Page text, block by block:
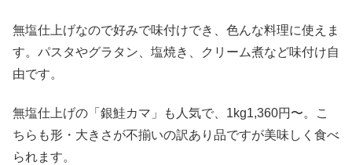
無塩仕上げなので好みで味付けでき、色んな料理に使えま
す。パスタやグラタン、塩焼き、クリーム煮など味付け自
由です。
無塩仕上げの「銀鮭カマ」も人気で、1kg1,360円〜。こ
ちらも形・大きさが不揃いの訳あり品ですが美味しく食べ
られます。